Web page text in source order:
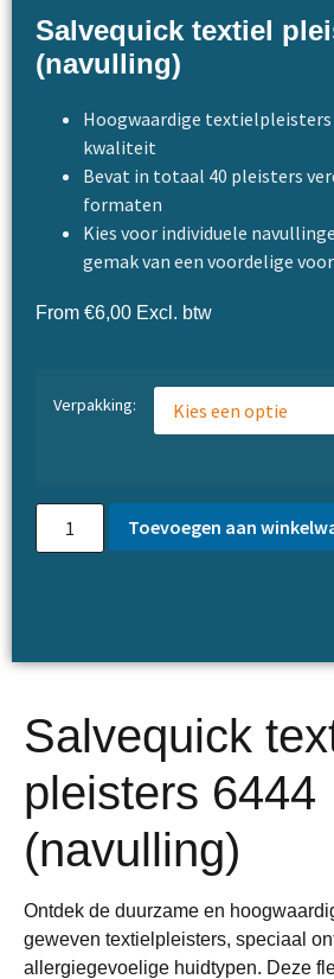
Salvequick textiel
(navulling)
Hoogwaardige
kwaliteit
Bevat in totaal 40 pleisters
formaten
Kies voor individuele
gemak van een voordelige
From €6,00 Excl. btw
Verpakking:
Toevoegen aan
Salvequick
pleisters 6444
(navulling)
Ontdek de duurzame en
geweven textielpleisters, speciaal
allergiegevoelige huidtypen. Deze